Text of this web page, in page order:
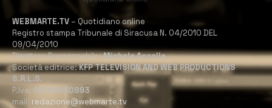
WEBMARTE.TV – Quotidiano online
Registro stampa Tribunale di Siracusa N. 04/2010 DEL
09/04/2010
Direttore Responsabile:Michele Accolla
Società editrice:KFP TELEVISION AND WEB PRODUCTIONS
S.R.L.S.
P.Iva: 02184950893
mail: redazione@webmarte.tv